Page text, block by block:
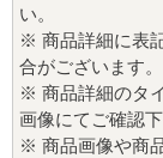
い。
※ 商品詳細に表
合がございます。
※ 商品詳細のタ
画像にてご確認下
※ 商品画像や商